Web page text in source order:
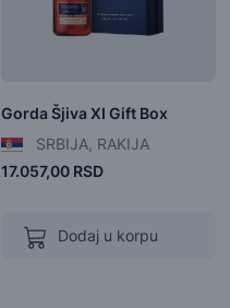
Gorda Šjiva XI Gift Box
SRBIJA, RAKIJA
17.057,00 RSD
Dodaj u korpu